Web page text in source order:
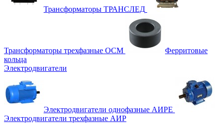
Трансформаторы ТРАНСЛЕД
Трансформаторы трехфазные ОСМ
Ферритовые
кольца
Электродвигатели
Электродвигатели однофазные АИРЕ
Электродвигатели трехфазные АИР